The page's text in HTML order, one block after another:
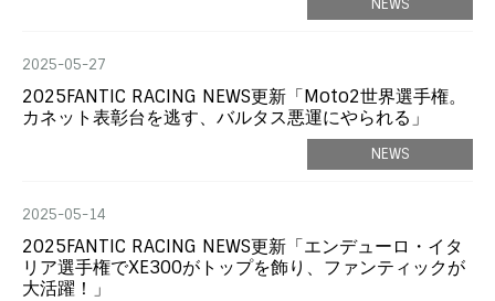
NEWS
2025-05-27
2025FANTIC RACING NEWS更新「Moto2世界選手権。
カネット表彰台を逃す、バルタス悪運にやられる」
NEWS
2025-05-14
2025FANTIC RACING NEWS更新「エンデューロ・イタ
リア選手権でXE300がトップを飾り、ファンティックが
大活躍！」